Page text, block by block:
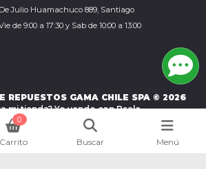
Julio Huamachuco 889, Santiago
de 9:00 a 17:30 y Sab de 10:00 a 13:00
REPUESTOS GAMA CHILE SPA © 2026
mi tienda? Yo vendo conBsale
0
Carrito Buscar Menú